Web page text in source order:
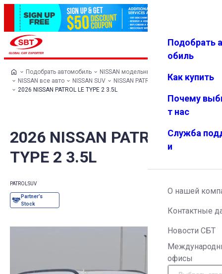
Избранн
Меню
Подобрать
обиль
Как купить
Почему
т нас
Служба
и
О нашей
Контактные
Новости СБТ
офисы
Подобрать автомобиль
NISSAN модельный ряд
NISSAN все авто
NISSAN SUV
NISSAN PATROL
2026 NISSAN PATROL LE TYPE 2 3.5L
2026 NISSAN PATROL LE
TYPE 2 3.5L
PATROL SUV